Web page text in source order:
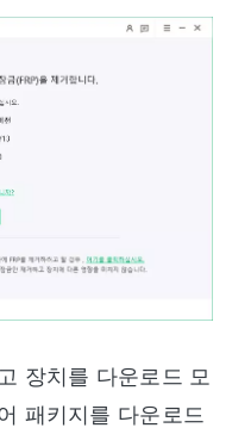
장치를 다운로드 모
패키지를 다운로드